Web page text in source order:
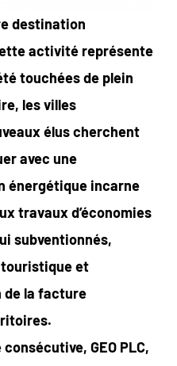
destination
activité représente
touchées de plein
les villes
élus cherchent
avec une
énergétique incarne
travaux d’économies
subventionnés,
et
de la facture
GEO PLC,